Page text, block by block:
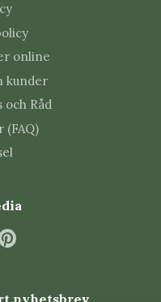
online
kunder
och Råd
(FAQ)